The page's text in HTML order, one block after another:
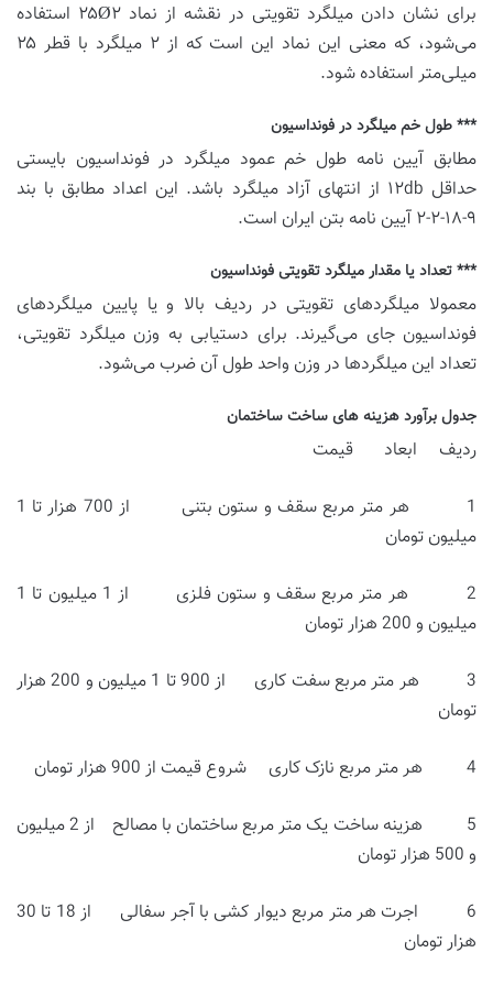
برای نشان دادن میلگرد تقویتی در نقشه‌ از نماد ۲۵Ø۲ استفاده
می‌شود، که معنی این نماد این است که از ۲ میلگرد با قطر ۲۵
میلی‌متر استفاده شود.
*** طول خم میلگرد در فونداسیون
مطابق آیین نامه طول خم عمود میلگرد در فونداسیون بایستی
حداقل ۱۲db از انتهای آزاد میلگرد باشد. این اعداد مطابق با بند
۹-۱۸-۲-۲ آیین نامه بتن ایران است.
*** تعداد یا مقدار میلگرد تقویتی فونداسیون
معمولا میلگردهای تقویتی در ردیف بالا و یا پایین میلگردهای
فونداسیون جای می‌گیرند. برای دستیابی به وزن میلگرد تقویتی،
تعداد این میلگردها در وزن واحد طول آن ضرب می‌شود.
جدول برآورد هزینه های ساخت ساختمان
ردیف ابعاد قیمت
1 هر متر مربع سقف و ستون بتنی از 700 هزار تا 1
میلیون تومان
2 هر متر مربع سقف و ستون فلزی از 1 میلیون تا 1
میلیون و 200 هزار تومان
3 هر متر مربع سفت کاری از 900 تا 1 میلیون و 200 هزار
تومان
4 هر متر مربع نازک کاری شروع قیمت از 900 هزار تومان
5 هزینه ساخت یک متر مربع ساختمان با مصالح از 2 میلیون
و 500 هزار تومان
6 اجرت هر متر مربع دیوار کشی با آجر سفالی از 18 تا 30
هزار تومان